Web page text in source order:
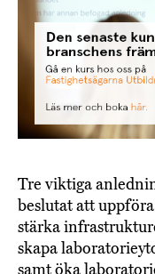
Tre viktiga
beslutat att
stärka
skapa
samt öka